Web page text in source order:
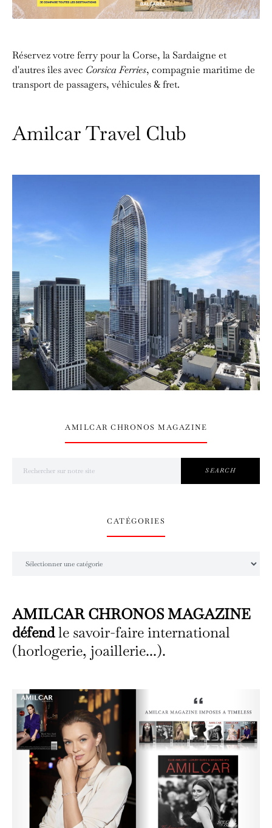
Réservez votre ferry pour la Corse, la Sardaigne et
d'autres îles avec Corsica Ferries, compagnie maritime de
transport de passagers, véhicules & fret.
Amilcar Travel Club
AMILCAR CHRONOS MAGAZINE
SEARCH
CATÉGORIES
AMILCAR CHRONOS MAGAZINE
défendle savoir-faire international
(horlogerie, joaillerie...).